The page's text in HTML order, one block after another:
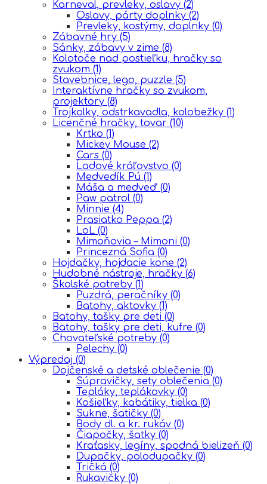
Karneval, prevleky, oslavy (2)
Oslavy, párty doplnky (2)
Prevleky, kostýmy, doplnky (0)
Zábavné hry (5)
Sánky, zábavy v zime (8)
Kolotoče nad postieľku, hračky so
zvukom (1)
Stavebnice, lego, puzzle (5)
Interaktívne hračky so zvukom,
projektory (8)
Trojkolky, odstrkavadla, kolobežky (1)
Licenčné hračky, tovar (10)
Krtko (1)
Mickey Mouse (2)
Cars (0)
Ĺadové kráľovstvo (0)
Medvedík Pú (1)
Máša a medveď (0)
Paw patrol (0)
Minnie (4)
Prasiatko Peppa (2)
LoL (0)
Mimoňovia – Mimoni (0)
Princezná Sofia (0)
Hojdačky, hojdacie kone (2)
Hudobné nástroje, hračky (6)
Školské potreby (1)
Puzdrá, peračníky (0)
Batohy, aktovky (1)
Batohy, tašky pre deti (0)
Batohy, tašky pre deti, kufre (0)
Chovateľské potreby (0)
Pelechy (0)
Výpredaj (0)
Dojčenské a detské oblečenie (0)
Súpravičky, sety oblečenia (0)
Tepláky, teplákovky (0)
Košieľky, kabátiky, tielka (0)
Sukne, šatičky (0)
Body dl. a kr. rukáv (0)
Čiapočky, šatky (0)
Kraťasky, legíny, spodná bielizeň (0)
Dupačky, polodupačky (0)
Tričká (0)
Rukavičky (0)